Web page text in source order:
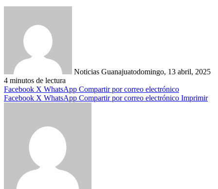
Noticias Guanajuatodomingo, 13 abril, 2025
4 minutos de lectura
Facebook X WhatsApp Compartir por correo electrónico
Facebook X WhatsApp Compartir por correo electrónico Imprimir